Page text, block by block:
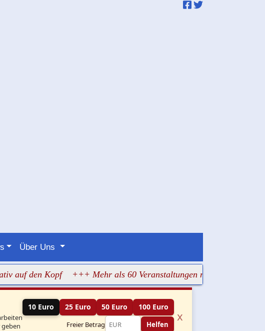
Über Uns
den Kopf +++ Mehr als 60 Veranstaltungen machen jüdisches
geben
10 Euro 25 Euro 50 Euro 100 Euro
Freier Betrag Helfen
x